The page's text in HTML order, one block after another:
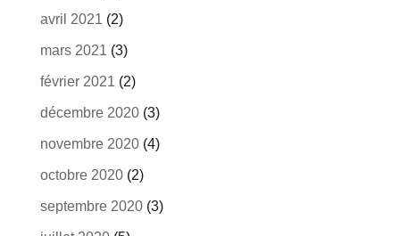
avril 2021 (2)
mars 2021 (3)
février 2021 (2)
décembre 2020(3)
novembre 2020(4)
octobre 2020(2)
septembre 2020(3)